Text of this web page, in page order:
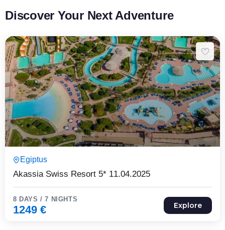
Discover Your Next Adventure
Egiptus
Akassia Swiss Resort 5* 11.04.2025
8 DAYS / 7 NIGHTS
1249 € Explore